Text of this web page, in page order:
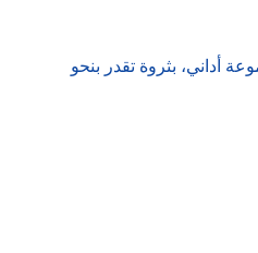
بالإضافة إلى غوتام أداني، رئيس مجموعة أداني، بثروة تقدر بنحو